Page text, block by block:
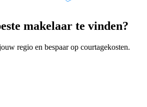
makelaar te vinden?
regio en bespaar op courtagekosten.